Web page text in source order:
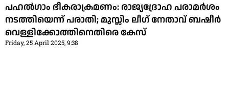
പഹല്‍ഗാം ഭീകരാക്രമണം: രാജ്യദ്രോഹ പരാമര്‍ശം
നടത്തിയെന്ന് പരാതി; മുസ്ലിം ലീഗ് നേതാവ് ബഷീര്‍
വെള്ളിക്കോത്തിനെതിരെ കേസ്
Friday, 25 April 2025, 9:38